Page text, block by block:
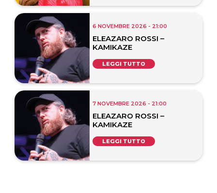
6 NOVEMBRE 2026 - 21:00
ELEAZARO ROSSI –
KAMIKAZE
LEGGI TUTTO
7 NOVEMBRE 2026 - 21:00
ELEAZARO ROSSI –
KAMIKAZE
LEGGI TUTTO